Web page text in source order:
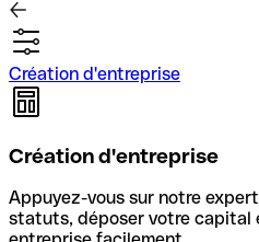
Création d'entreprise
Création d'entreprise
Appuyez-vous sur notre
statuts, déposer votre capital